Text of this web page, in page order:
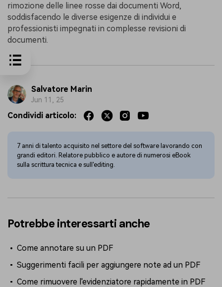
rimozione delle linee rosse dai documenti Word,
soddisfacendo le diverse esigenze di individui e
professionisti impegnati in complesse revisioni di
documenti.
Salvatore Marin
Jun 11, 25
Condividi articolo:
7 anni di talento acquisito nel settore del software lavorando con
grandi editori. Relatore pubblico e autore di numerosi eBook
sulla scrittura tecnica e sull'editing.
Potrebbe interessarti anche
Come annotare su un PDF
Suggerimenti facili per aggiungere note ad un PDF
Come rimuovere l'evidenziatore rapidamente in PDF